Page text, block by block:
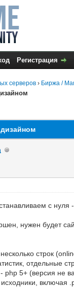
Регистрация
серверов › Биржа /
с нуля
нужен будет
несколько строк
отдельные
- php 5+ (версия не
включая